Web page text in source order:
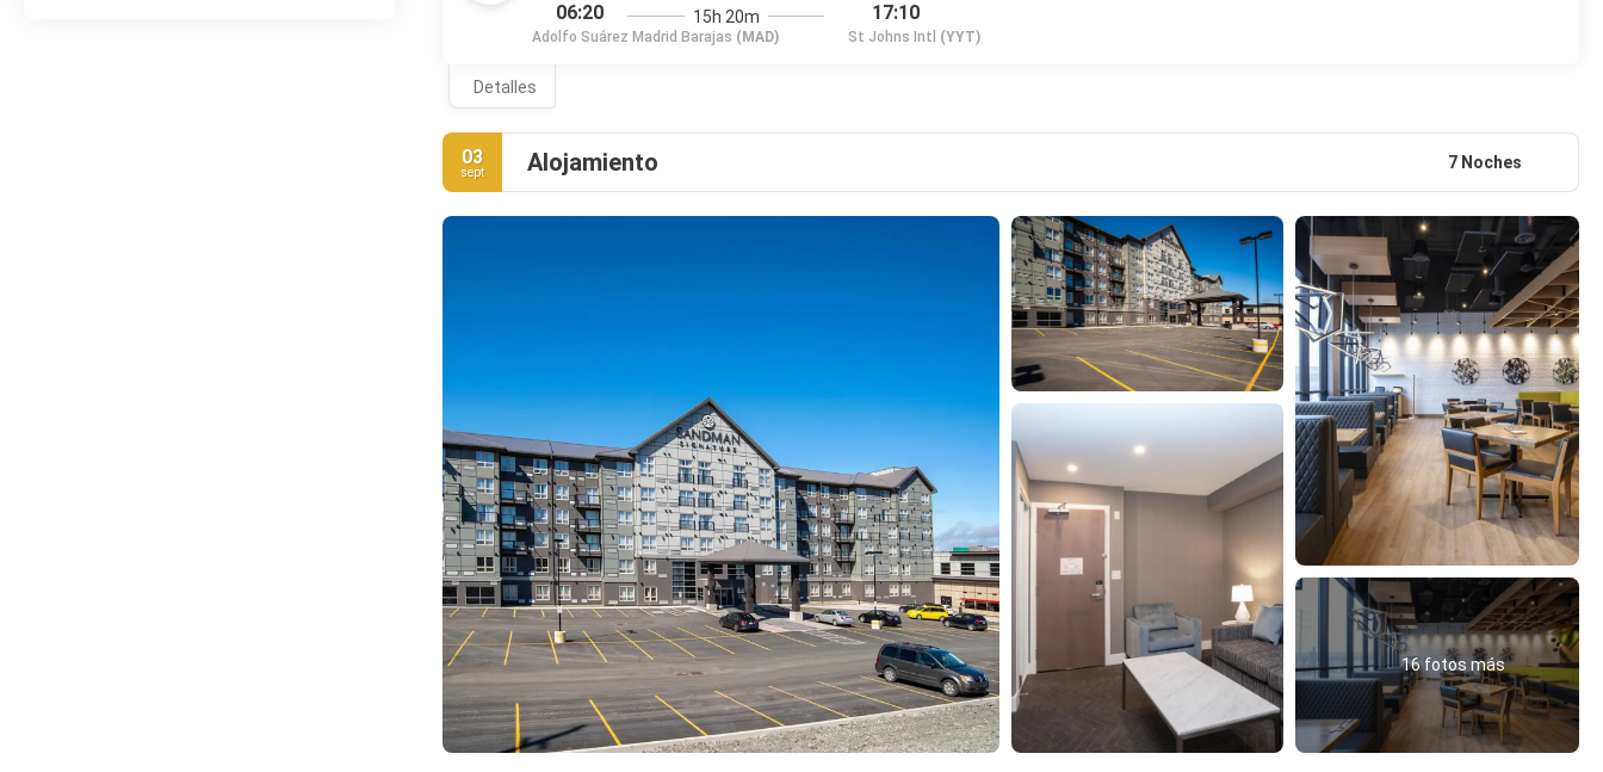
06:20
Adolfo Suárez Madrid Barajas (MAD)
15h 20m 17:10
St Johns Intl (YYT)
Detalles
03
sept Alojamiento 7 Noches
16 fotos más